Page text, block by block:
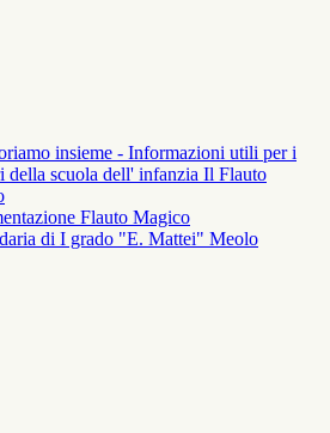
insieme - Informazioni utili per i
della scuola dell' infanzia Il Flauto
Flauto Magico
di I grado "E. Mattei" Meolo